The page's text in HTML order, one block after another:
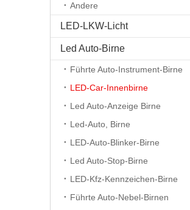
Andere
LED-LKW-Licht
Led Auto-Birne
Führte Auto-Instrument-Birne
LED-Car-Innenbirne
Led Auto-Anzeige Birne
Led-Auto, Birne
LED-Auto-Blinker-Birne
Led Auto-Stop-Birne
LED-Kfz-Kennzeichen-Birne
Führte Auto-Nebel-Birnen